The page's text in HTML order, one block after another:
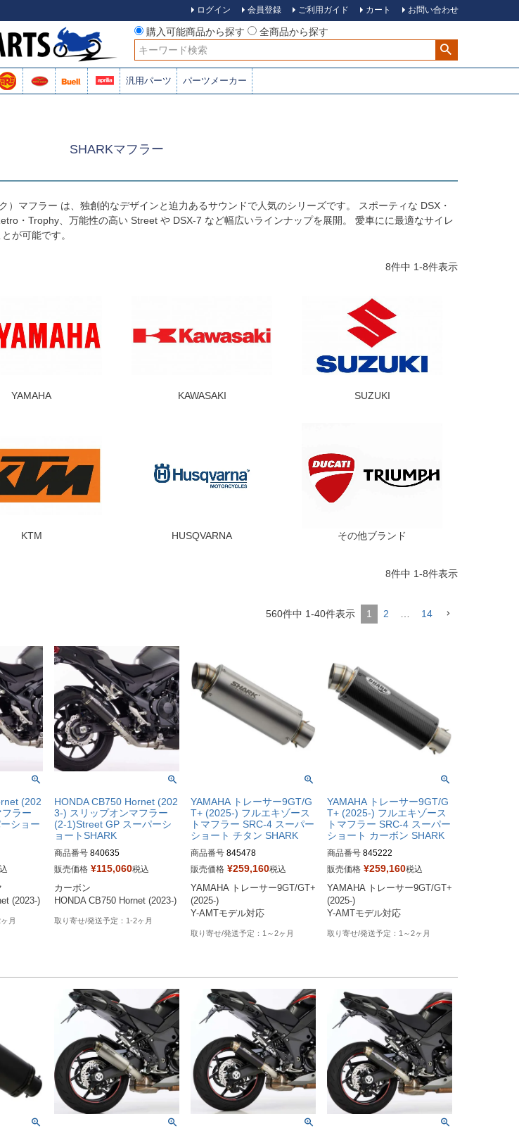
ログイン 会員登録 ご利用ガイド カート お問い合わせ
購入可能商品から探す
全商品から探す
検索
汎用パーツ パーツメーカー
SHARKマフラー
）マフラー は、独創的なデザインと迫力あるサウンドで人気のシリーズです。 スポーティな DSX・
・Trophy、万能性の高い Street や DSX-7 など幅広いラインナップを展開。 愛車にに最適なサイレ
が可能です。
8件中 1-8件表示
YAMAHA KAWASAKI SUZUKI
KTM HUSQVARNA その他ブランド
8件中 1-8件表示
560件中 1-40件表示 1 2 14
(202
ラー
ショー
(2023-)
月
HONDA CB750 Hornet (202
3-) スリップオンマフラー
(2-1)Street GP スーパーシ
ョートSHARK
商品番号 840635
販売価格 ¥115,060税込
カーボン
HONDA CB750 Hornet (2023-)
1-2ヶ月
YAMAHA トレーサー9GT/G
T+ (2025-) フルエキゾース
トマフラー SRC-4 スーパー
ショート チタン SHARK
商品番号 845478
販売価格 ¥259,160税込
YAMAHA トレーサー9GT/GT+
(2025-)
Y-AMTモデル対応
1～2ヶ月
YAMAHA トレーサー9GT/G
T+ (2025-) フルエキゾース
トマフラー SRC-4 スーパー
ショート カーボン SHARK
商品番号 845222
販売価格 ¥259,160税込
YAMAHA トレーサー9GT/GT+
(2025-)
Y-AMTモデル対応
1～2ヶ月